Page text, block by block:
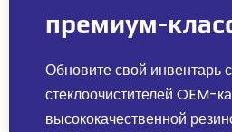
премиум-
Обновите свой инвентарь
стеклоочистителей OEM-
высококачественной